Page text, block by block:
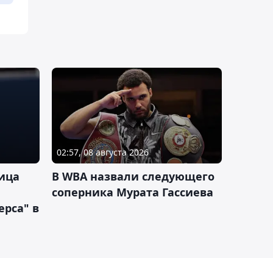
в
02:57, 08 августа 2026
В WBA назвали следующего
соперника Мурата Гассиева